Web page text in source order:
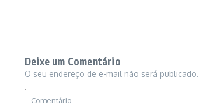
Deixe um Comentário
O seu endereço de e-mail não será publicado.